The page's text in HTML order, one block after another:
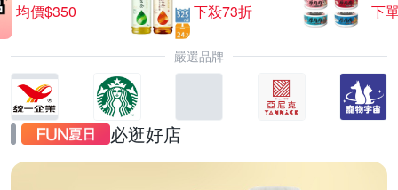
均價$350
下殺73折
下
嚴選品牌
必逛好店